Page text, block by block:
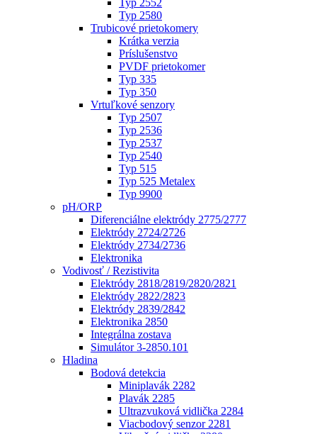
Typ 2552
Typ 2580
Trubicové prietokomery
Krátka verzia
Príslušenstvo
PVDF prietokomer
Typ 335
Typ 350
Vrtuľkové senzory
Typ 2507
Typ 2536
Typ 2537
Typ 2540
Typ 515
Typ 525 Metalex
Typ 9900
pH/ORP
Diferenciálne elektródy 2775/2777
Elektródy 2724/2726
Elektródy 2734/2736
Elektronika
Vodivosť / Rezistivita
Elektródy 2818/2819/2820/2821
Elektródy 2822/2823
Elektródy 2839/2842
Elektronika 2850
Integrálna zostava
Simulátor 3-2850.101
Hladina
Bodová detekcia
Miniplavák 2282
Plavák 2285
Ultrazvuková vidlička 2284
Viacbodový senzor 2281